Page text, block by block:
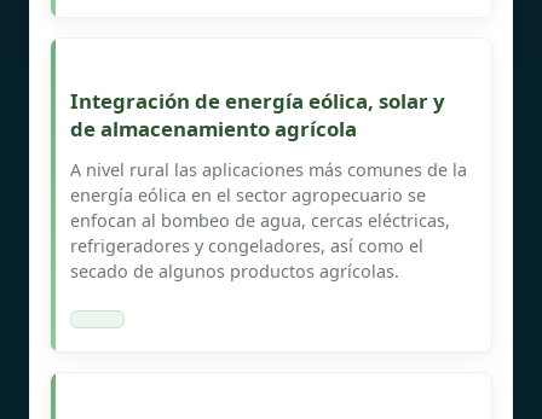
Integración de energía eólica, solar y
de almacenamiento agrícola
A nivel rural las aplicaciones más comunes de la
energía eólica en el sector agropecuario se
enfocan al bombeo de agua, cercas eléctricas,
refrigeradores y congeladores, así como el
secado de algunos productos agrícolas.